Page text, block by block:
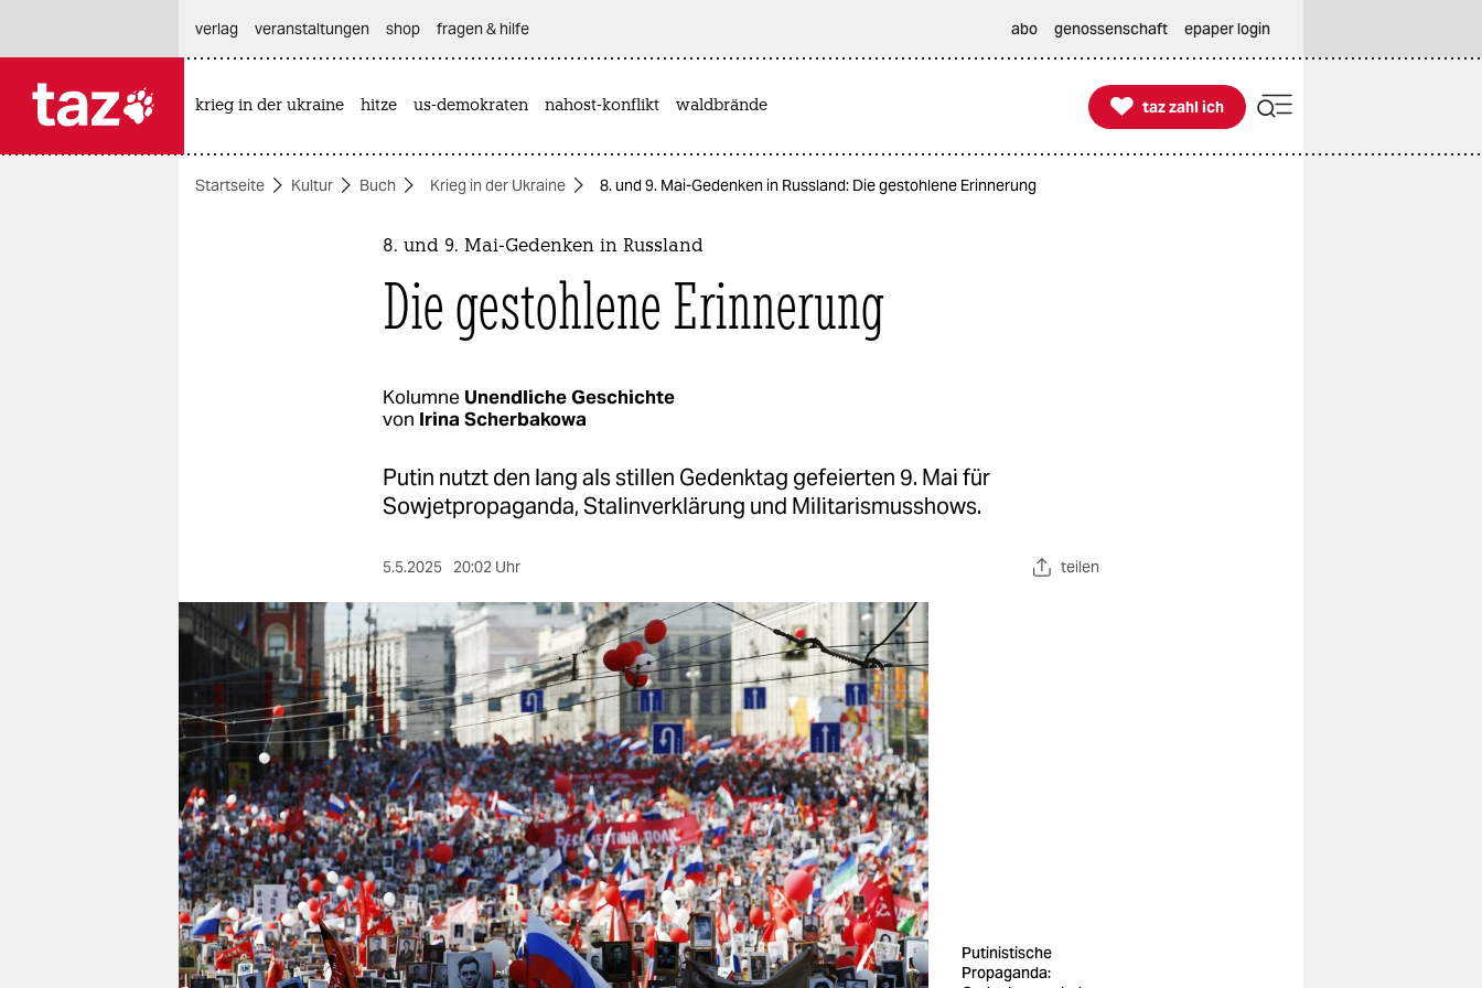
themen
wahrheit
verlag
verlag
veranstaltungen
shop
fragen & hilfe
unterstützen
abo
genossenschaft
verlag
veranstaltungen shop fragen & hilfe abo genossenschaft epaper login
krieg in der ukraine hitze us-demokraten nahost-konflikt waldbrände 
taz zahl ich
taz zahl ich
Startseite Kultur Buch Krieg in der Ukraine 8. und 9. Mai-Gedenken in Russland: Die gestohlene Erinnerung
8. und 9. Mai-Gedenken in Russland
Die gestohlene Erinnerung
Kolumne Unendliche Geschichte
von Irina Scherbakowa
Putin nutzt den lang als stillen Gedenktag gefeierten 9. Mai für
Sowjetpropaganda, Stalinverklärung und Militarismusshows.
5.5.2025 20:02 Uhr teilen
Putinistische
Propaganda: